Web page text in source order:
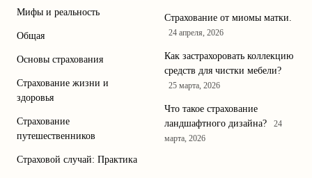
Мифы и реальность
Общая
Основы страхования
Страхование жизни и
здоровья
Страхование
путешественников
Страховой случай: Практика
Страхование от миомы матки.
24 апреля, 2026
Как застрахоровать коллекцию
средств для чистки мебели?
25 марта, 2026
Что такое страхование
ландшафтного дизайна?
24
марта, 2026